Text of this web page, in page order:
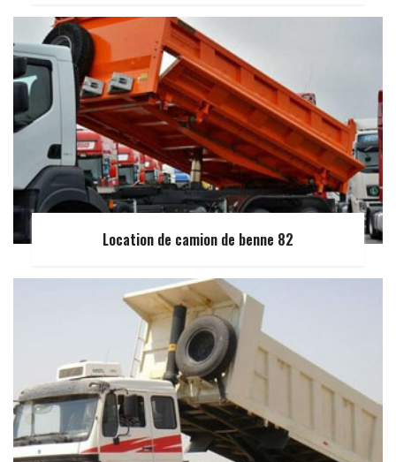
Location de camion de benne 82